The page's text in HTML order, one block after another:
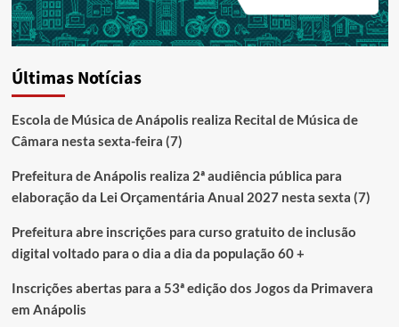
Últimas Notícias
Escola de Música de Anápolis realiza Recital de Música de
Câmara nesta sexta-feira (7)
Prefeitura de Anápolis realiza 2ª audiência pública para
elaboração da Lei Orçamentária Anual 2027 nesta sexta (7)
Prefeitura abre inscrições para curso gratuito de inclusão
digital voltado para o dia a dia da população 60 +
Inscrições abertas para a 53ª edição dos Jogos da Primavera
em Anápolis